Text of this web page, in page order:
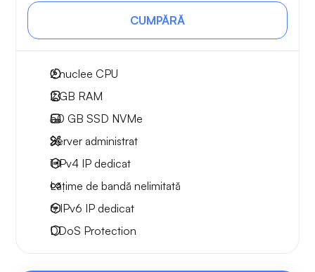
CUMPĂRĂ
2nuclee CPU
2 GB RAM
50 GB SSD NVMe
Server administrat
1 IPv4 IP dedicat
Lățime de bandă nelimitată
6 IPv6 IP dedicat
DDoS Protection